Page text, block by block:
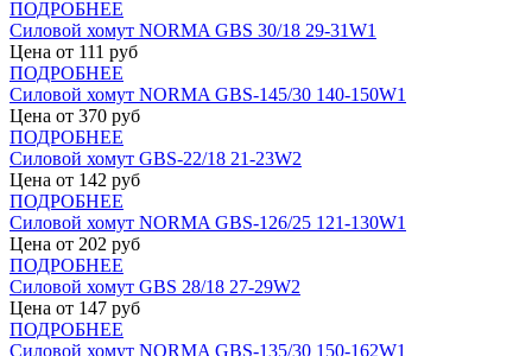
ПОДРОБНЕЕ
Силовой хомут NORMA GBS 30/18 29-31W1
Цена от 111 руб
ПОДРОБНЕЕ
Силовой хомут NORMA GBS-145/30 140-150W1
Цена от 370 руб
ПОДРОБНЕЕ
Силовой хомут GBS-22/18 21-23W2
Цена от 142 руб
ПОДРОБНЕЕ
Силовой хомут NORMA GBS-126/25 121-130W1
Цена от 202 руб
ПОДРОБНЕЕ
Силовой хомут GBS 28/18 27-29W2
Цена от 147 руб
ПОДРОБНЕЕ
Силовой хомут NORMA GBS-135/30 150-162W1